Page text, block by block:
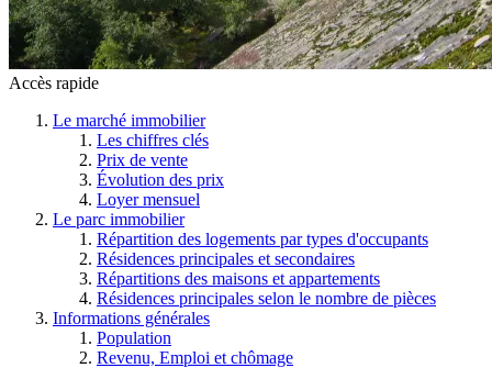
Accès rapide
Le marché immobilier
Les chiffres clés
Prix de vente
Évolution des prix
Loyer mensuel
Le parc immobilier
Répartition des logements par types d'occupants
Résidences principales et secondaires
Répartitions des maisons et appartements
Résidences principales selon le nombre de pièces
Informations générales
Population
Revenu, Emploi et chômage